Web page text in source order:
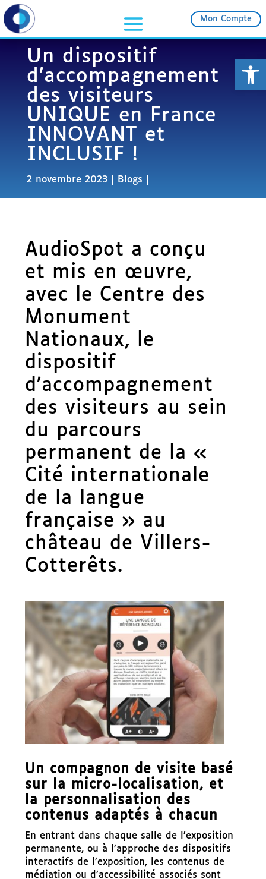
Ouvrir
Mon Compte
Un dispositif
d’accompagnement
des visiteurs
UNIQUE en France
INNOVANT et
INCLUSIF !
2 novembre 2023 Blogs
AudioSpot a conçu
et mis en œuvre,
avec le Centre des
Monument
Nationaux, le
dispositif
d’accompagnement
des visiteurs au sein
du parcours
permanent de la «
Cité internationale
de la langue
française » au
château de Villers-
Cotterêts.
Un compagnon de visite basé
sur la micro-localisation, et
la personnalisation des
contenus adaptés à chacun
En entrant dans chaque salle de l’exposition
permanente, ou à l’approche des dispositifs
interactifs de l’exposition, les contenus de
médiation ou d’accessibilité associés sont